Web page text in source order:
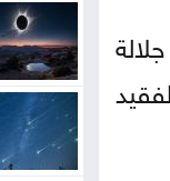
بيان
في شركة
ودورها